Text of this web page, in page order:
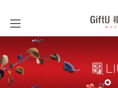
GiftU
網
B2B